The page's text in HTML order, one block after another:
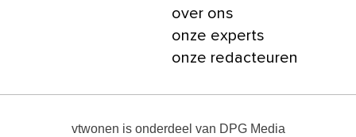
over ons
onze experts
onze redacteuren
vtwonen is onderdeel van DPG Media